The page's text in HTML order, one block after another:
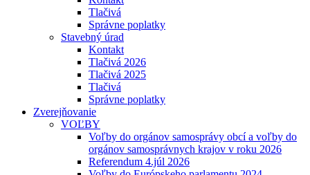
Tlačivá
Správne poplatky
Stavebný úrad
Kontakt
Tlačivá 2026
Tlačivá 2025
Tlačivá
Správne poplatky
Zverejňovanie
VOĽBY
Voľby do orgánov samosprávy obcí a voľby do
orgánov samosprávnych krajov v roku 2026
Referendum 4.júl 2026